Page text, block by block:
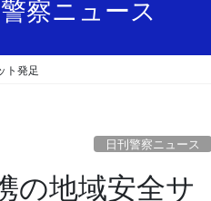
察ニュース
ト発足
日刊警察ニュース